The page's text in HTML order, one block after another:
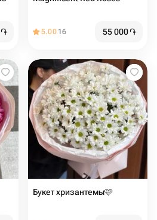
֏ 5.00 16 55 000֏
Букет хризантемы🩷